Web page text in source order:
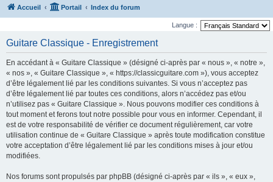
Accueil Portail Index du forum
Langue :
Guitare Classique - Enregistrement
En accédant à « Guitare Classique » (désigné ci-après par « nous », « notre »,
« nos », « Guitare Classique », « https://classicguitare.com »), vous acceptez
d’être légalement lié par les conditions suivantes. Si vous n’acceptez pas
d’être légalement lié par toutes ces conditions, alors n’accédez pas et/ou
n’utilisez pas « Guitare Classique ». Nous pouvons modifier ces conditions à
tout moment et ferons tout notre possible pour vous en informer. Cependant, il
est de votre responsabilité de vérifier ce document régulièrement, car votre
utilisation continue de « Guitare Classique » après toute modification constitue
votre acceptation d’être légalement lié par les conditions mises à jour et/ou
modifiées.
Nos forums sont propulsés par phpBB (désigné ci-après par « ils », « eux »,